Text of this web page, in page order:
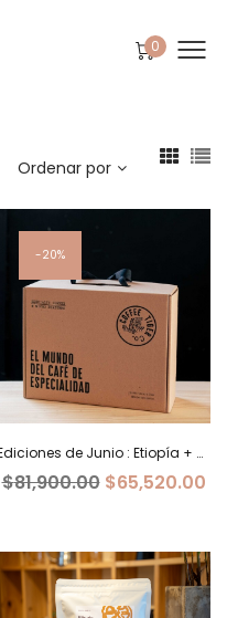
0
Ordenar por
20%
Ediciones de Junio : Etiopía + Burundi+ Costa Rica
$81,900.00 El
era:
$81,900.00.
$65,520.00El